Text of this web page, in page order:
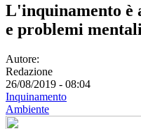
L'inquinamento è
e problemi mentali
Autore:
Redazione
26/08/2019 - 08:04
Inquinamento
Ambiente